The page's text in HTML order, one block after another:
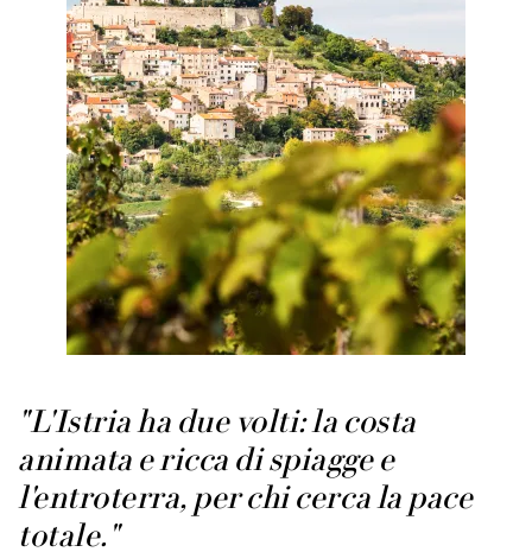
"L'Istria ha due volti: la costa
animata e ricca di spiagge e
l'entroterra, per chi cerca la pace
totale."